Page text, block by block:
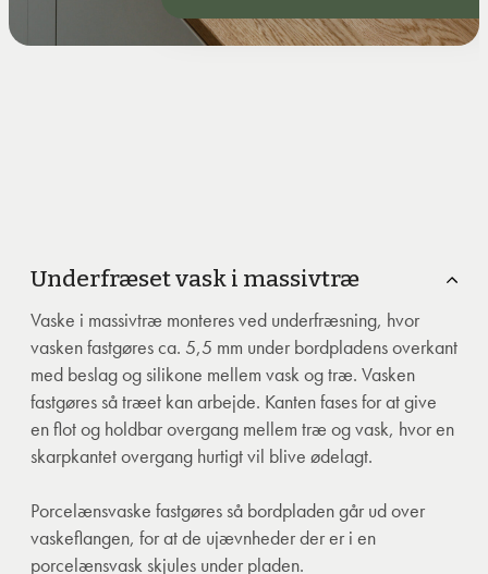
Underfræset vask i massivtræ
Vaske i massivtræ monteres ved underfræsning, hvor
vasken fastgøres ca. 5,5 mm under bordpladens overkant
med beslag og silikone mellem vask og træ. Vasken
fastgøres så træet kan arbejde. Kanten fases for at give
en flot og holdbar overgang mellem træ og vask, hvor en
skarpkantet overgang hurtigt vil blive ødelagt.
Porcelænsvaske fastgøres så bordpladen går ud over
vaskeflangen, for at de ujævnheder der er i en
porcelænsvask skjules under pladen.